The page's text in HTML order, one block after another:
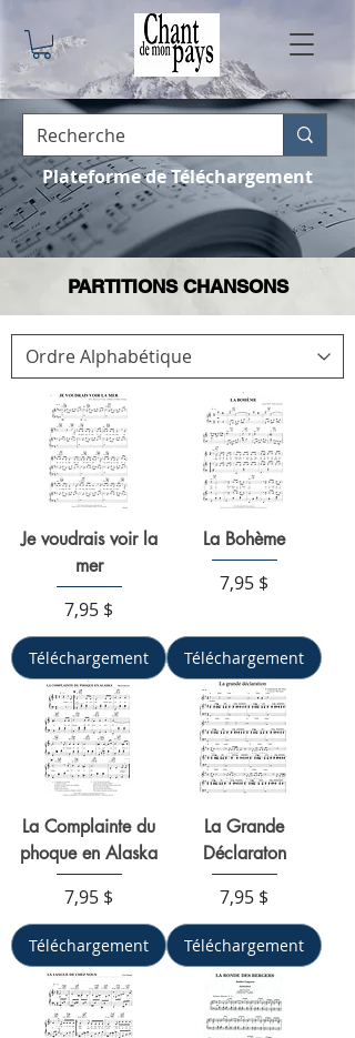
Plateforme de Téléchargement
PARTITIONS CHANSONS
Je voudrais voir la
mer
Prix
7,95 $
Téléchargement
La Bohème
Prix
7,95 $
Téléchargement
La Complainte du
phoque en Alaska
Prix
7,95 $
Téléchargement
La Grande
Déclaraton
Prix
7,95 $
Téléchargement